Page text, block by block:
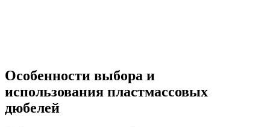
Особенности выбора и
использования пластмассовых
дюбелей